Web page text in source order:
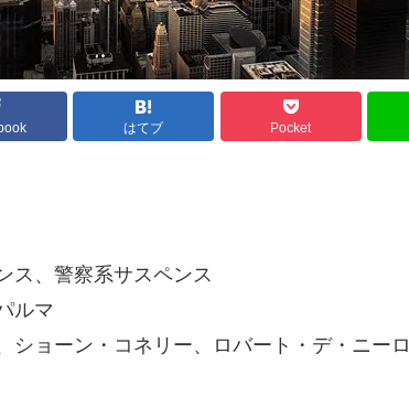
はてブ Pocket
ス、警察系サスペンス
ルマ
ショーン・コネリー、ロバート・デ・ニーロ